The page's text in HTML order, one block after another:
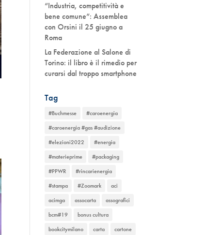
“Industria, competitività e
bene comune”: Assemblea
con Orsini il 25 giugno a
Roma
La Federazione al Salone di
Torino: il libro è il rimedio per
curarsi dal troppo smartphone
Tag
#Buchmesse
#caroenergia
#caroenergia #gas #audizione
#elezioni2022
#energia
#materieprime
#packaging
#PPWR
#rincarienergia
#stampa
#Zoomark
aci
acimga
assocarta
assografici
bcm#19
bonus cultura
bookcitymilano
carta
cartone